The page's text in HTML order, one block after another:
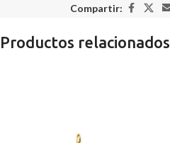
Compartir:
Productos relacionados